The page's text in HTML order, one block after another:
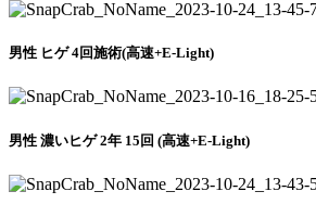
男性 ヒゲ 4回施術(高速+E-Light)
男性 濃いヒゲ 2年 15回 (高速+E-Light)